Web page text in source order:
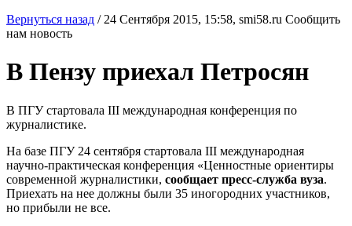
Вернуться назад / 24 Сентября 2015, 15:58, smi58.ru Сообщить
нам новость
В Пензу приехал Петросян
В ПГУ стартовала III международная конференция по
журналистике.
На базе ПГУ 24 сентября стартовала III международная
научно-практическая конференция «Ценностные ориентиры
современной журналистики, сообщает пресс-служба вуза.
Приехать на нее должны были 35 иногородних участников,
но прибыли не все.